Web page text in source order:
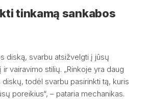
tinkamą sankabos
diską, svarbu atsižvelgti į jūsų
vairavimo stilių. „Rinkoje yra daug
todėl svarbu pasirinkti tą, kuris
poreikius“, – pataria mechanikas.